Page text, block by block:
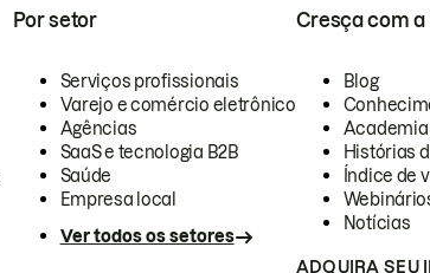
Por setor
Serviços profissionais
Varejo e comércio eletrônico
Agências
SaaS e tecnologia B2B
Saúde
Empresa local
Ver todos os setores
Cresça com a
Blog
Academia
Histórias
Índice de
Notícias
ADQUIRA SEU